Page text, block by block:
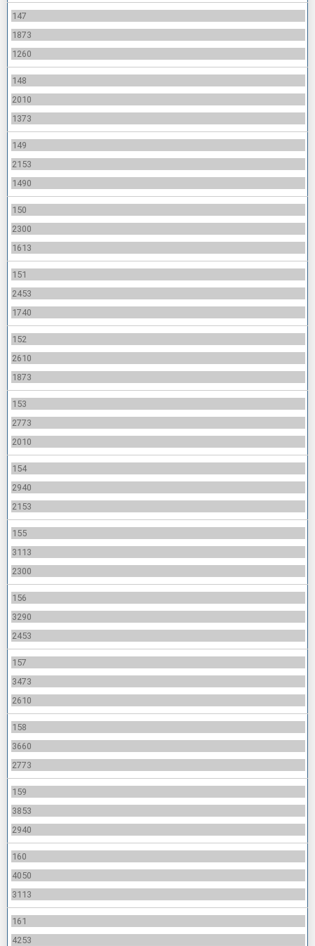
147
1873
1260
148
2010
1373
149
2153
1490
150
2300
1613
151
2453
1740
152
2610
1873
153
2773
2010
154
2940
2153
155
3113
2300
156
3290
2453
157
3473
2610
158
3660
2773
159
3853
2940
160
4050
3113
161
4253